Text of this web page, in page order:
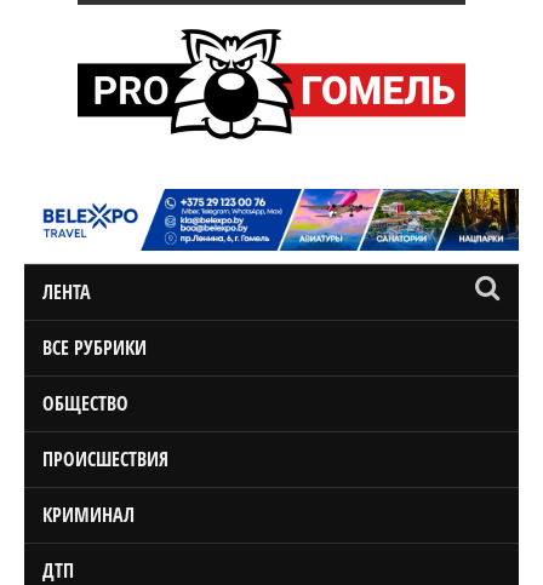
ЛЕНТА
ВСЕ РУБРИКИ
ОБЩЕСТВО
ПРОИСШЕСТВИЯ
КРИМИНАЛ
ДТП